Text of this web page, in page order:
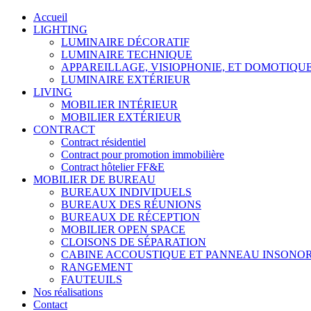
Accueil
LIGHTING
LUMINAIRE DÉCORATIF
LUMINAIRE TECHNIQUE
APPAREILLAGE, VISIOPHONIE, ET
LUMINAIRE EXTÉRIEUR
LIVING
MOBILIER INTÉRIEUR
MOBILIER EXTÉRIEUR
CONTRACT
Contract résidentiel
Contract pour promotion immobilière
Contract hôtelier FF&E
MOBILIER DE BUREAU
BUREAUX INDIVIDUELS
BUREAUX DES RÉUNIONS
BUREAUX DE RÉCEPTION
MOBILIER OPEN SPACE
CLOISONS DE SÉPARATION
CABINE ACCOUSTIQUE ET PANNEAU
RANGEMENT
FAUTEUILS
Nos réalisations
Contact